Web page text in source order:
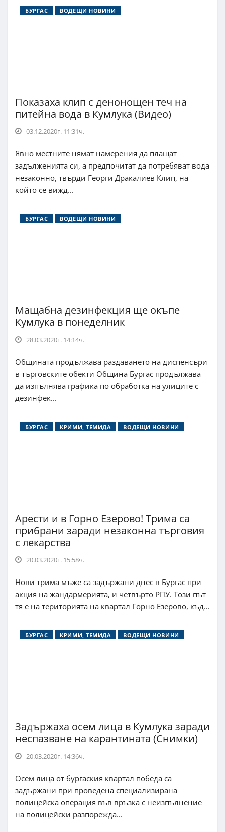
БУРГАС ВОДЕЩИ НОВИНИ
Показаха клип с денонощен теч на
питейна вода в Кумлука (Видео)
03.12.2020г. 11:31ч.
Явно местните нямат намерения да плащат
задълженията си, а предпочитат да потребяват вода
незаконно, твърди Георги Дракалиев Клип, на
който се вижд...
БУРГАС ВОДЕЩИ НОВИНИ
Мащабна дезинфекция ще окъпе
Кумлука в понеделник
28.03.2020г. 14:14ч.
Общината продължава раздаването на диспенсъри
в търговските обекти Община Бургас продължава
да изпълнява графика по обработка на улиците с
дезинфек...
БУРГАС КРИМИ, ТЕМИДА ВОДЕЩИ НОВИНИ
Арести и в Горно Езерово! Трима са
прибрани заради незаконна търговия
с лекарства
20.03.2020г. 15:58ч.
Нови трима мъже са задържани днес в Бургас при
акция на жандармерията, и четвърто РПУ. Този път
тя е на територията на квартал Горно Езерово, къд...
БУРГАС КРИМИ, ТЕМИДА ВОДЕЩИ НОВИНИ
Задържаха осем лица в Кумлука заради
неспазване на карантината (Снимки)
20.03.2020г. 14:36ч.
Осем лица от бургаския квартал победа са
задържани при проведена специализирана
полицейска операция във връзка с неизпълнение
на полицейски разпорежда...